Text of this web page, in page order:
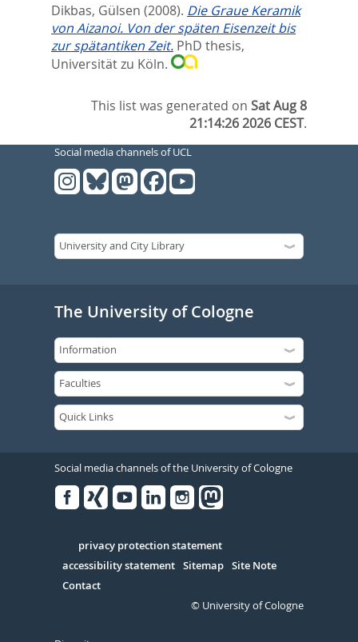
Dikbas, Gülsen (2008). Die Graue Keramik
von Aizanoi. Von der späten Eisenzeit bis
zur spätantiken Zeit. PhD thesis,
Universität zu Köln.
This list was generated onSat Aug 8
21:14:26 2026 CEST.
Social media channels of UCL
The University of Cologne
Social media channels of the University of Cologne
Serivce
privacy protection statement
accessibility statement Sitemap Site Note
Contact
© University of Cologne